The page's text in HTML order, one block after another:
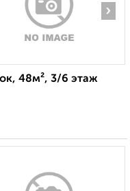
›
48м², 3/6 этаж